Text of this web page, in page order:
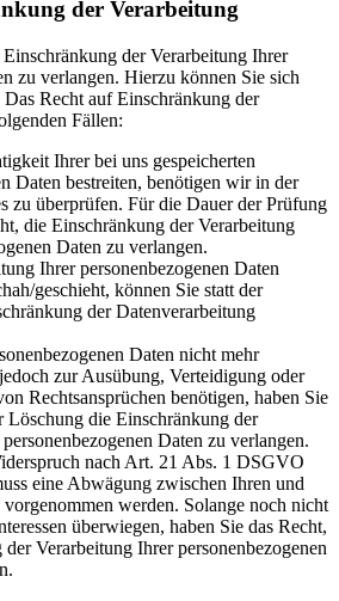
der Verarbeitung
der Verarbeitung Ihrer
zu verlangen. Hierzu können Sie sich
Recht auf Einschränkung der
Fällen:
Ihrer bei uns gespeicherten
Daten bestreiten, benötigen wir in der
zu überprüfen. Für die Dauer der Prüfung
die Einschränkung der Verarbeitung
Daten zu verlangen.
Ihrer personenbezogenen Daten
geschieht, können Sie statt der
der Datenverarbeitung
Daten nicht mehr
zur Ausübung, Verteidigung oder
Rechtsansprüchen benötigen, haben Sie
Löschung die Einschränkung der
Daten zu verlangen.
nach Art. 21 Abs. 1 DSGVO
eine Abwägung zwischen Ihren und
vorgenommen werden. Solange noch nicht
überwiegen, haben Sie das Recht,
Verarbeitung Ihrer personenbezogenen